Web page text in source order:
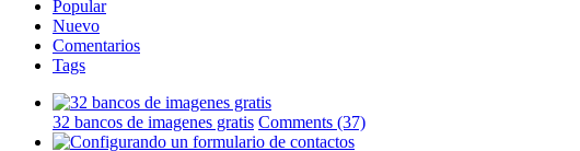
Popular
Nuevo
Comentarios
Tags
32 bancos de imagenes gratis Comments (37)